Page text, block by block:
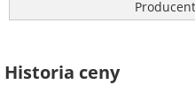
Producent
Historia ceny